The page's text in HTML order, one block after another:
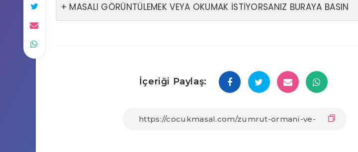
MASALI GÖRÜNTÜLEMEK VEYA OKUMAK İSTİYORSANIZ BURAYA BASIN
İçeriği Paylaş: